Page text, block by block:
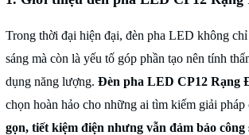
Trong thời đại hiện đại, đèn pha LED không
sáng mà còn là yếu tố góp phần tạo nên tính
dụng năng lượng. Đèn pha LED CP12 Rạng
chọn hoàn hảo cho những ai tìm kiếm giải pháp
gọn, tiết kiệm điện nhưng vẫn đảm bảo công